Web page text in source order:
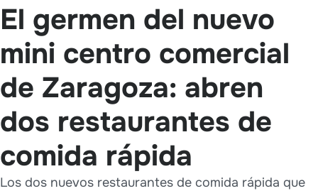
El germen del nuevo
mini centro comercial
de Zaragoza: abren
dos restaurantes de
comida rápida
Los dos nuevos restaurantes de comida rápida que